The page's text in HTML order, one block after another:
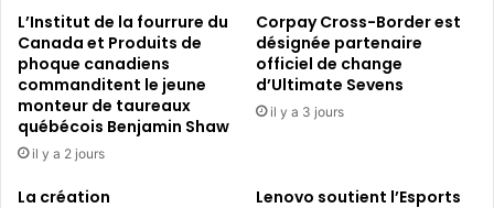
L’Institut de la fourrure du
Canada et Produits de
phoque canadiens
commanditent le jeune
monteur de taureaux
québécois Benjamin Shaw
il y a 2 jours
Corpay Cross-Border est
désignée partenaire
officiel de change
d’Ultimate Sevens
il y a 3 jours
La création
Lenovo soutient l’Esports